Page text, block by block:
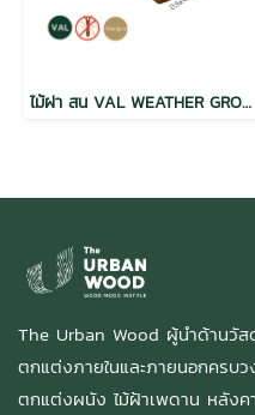
ไม้ฝา สน VAL WEATHER GROOVE ฝาร่องวี อบ กันปลวก H3.2 เกรดพรีเมี่ยม 0.5x4x2.75 (9mm.x90mm.)
The Urban Wood ผู้นำด้านวั
ตกแต่งภายในและภายนอกครบ
ตกแต่งผนัง ไม้ฝ้าเพดาน หลังค